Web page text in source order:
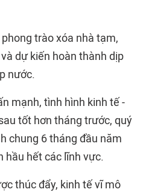
trào xóa nhà tạm,
dự kiến hoàn thành dịp
nước.
mạnh, tình hình kinh tế -
tốt hơn tháng trước, quý
chung 6 tháng đầu năm
hầu hết các lĩnh vực.
thúc đẩy, kinh tế vĩ mô